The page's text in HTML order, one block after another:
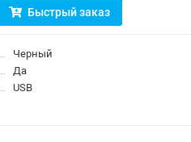
Быстрый заказ
Черный
Да
USB